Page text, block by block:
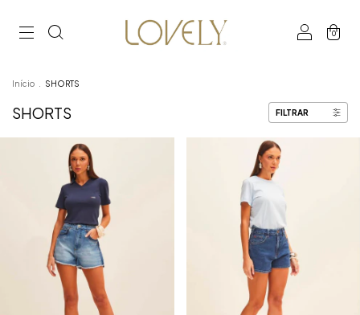
0
Início SHORTS
SHORTS FILTRAR